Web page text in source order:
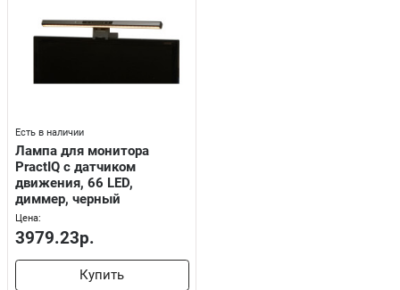
Есть в наличии
Лампа для монитора
PractIQ с датчиком
движения, 66 LED,
диммер, черный
Цена:
3979.23р.
Купить